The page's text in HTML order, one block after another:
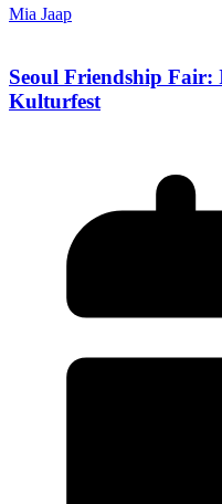
Mia Jaap
Seoul Friendship Fair:
Kulturfest